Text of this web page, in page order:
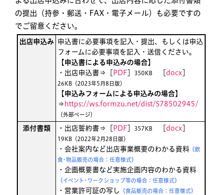
の提出（持参・郵送・FAX・電子メール）も必要ですの
でご留意ください。
出店申込み
申込書に必要事項を記入・提出、もしくは申込
フォームに必要事項を記入・送信ください。
【 申込書による申込みの場合】
・出店申込書⇒［
PDF 350KB［ docx
26KB（2023年5月8日版）
【 申込みフォームによる申込みの場合】
⇒ https://ws.formzu.net/dist/S78502945/
（外部ページ）
添付書類 ・出店誓約書⇒［ PDF 357KB［ docx
19KB（2022年2月28日版）
・会社案内など出店事業概要のわかる資料《飲
⾷･物品販売の場合：任意様式》
・企画概要書など実施企画内容のわかる資料
《イベント･ワークショップ等の場合：任意様式》
・営業許可証の写し 《⾷品販売の場合：任意様式》